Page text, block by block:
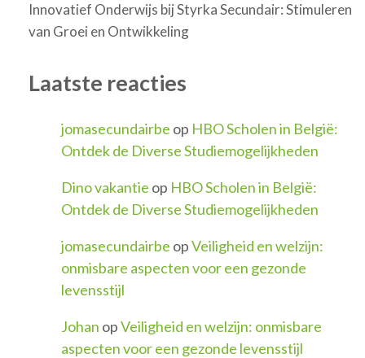
Innovatief Onderwijs bij Styrka Secundair: Stimuleren
van Groei en Ontwikkeling
Laatste reacties
jomasecundairbe op HBO Scholen in België:
Ontdek de Diverse Studiemogelijkheden
Dino vakantie op HBO Scholen in België:
Ontdek de Diverse Studiemogelijkheden
jomasecundairbe opVeiligheid en welzijn:
onmisbare aspecten voor een gezonde
levensstijl
Johan opVeiligheid en welzijn: onmisbare
aspecten voor een gezonde levensstijl